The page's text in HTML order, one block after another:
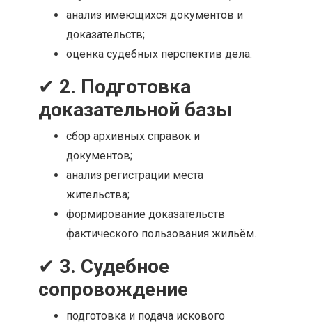
анализ имеющихся документов и
доказательств;
оценка судебных перспектив дела.
✔ 2. Подготовка
доказательной базы
сбор архивных справок и
документов;
анализ регистрации места
жительства;
формирование доказательств
фактического пользования жильём.
✔ 3. Судебное
сопровождение
подготовка и подача искового